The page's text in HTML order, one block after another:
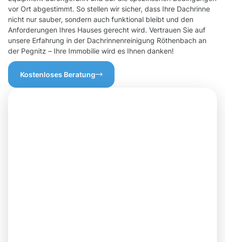
vor Ort abgestimmt. So stellen wir sicher, dass Ihre Dachrinne
nicht nur sauber, sondern auch funktional bleibt und den
Anforderungen Ihres Hauses gerecht wird. Vertrauen Sie auf
unsere Erfahrung in der Dachrinnenreinigung Röthenbach an
der Pegnitz – Ihre Immobilie wird es Ihnen danken!
Kostenloses Beratung